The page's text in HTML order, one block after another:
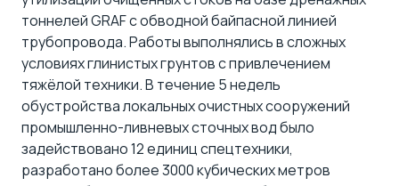
тоннелей GRAF с обводной байпасной линией
трубопровода. Работы выполнялись в сложных
условиях глинистых грунтов с привлечением
тяжёлой техники. В течение 5 недель
обустройства локальных очистных сооружений
промышленно-ливневых сточных вод было
задействовано 12 единиц спецтехники,
разработано более 3000 кубических метров